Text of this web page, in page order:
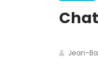
Jean-